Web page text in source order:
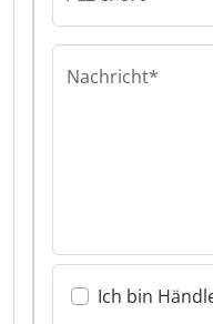
Nachricht*
Ich bin